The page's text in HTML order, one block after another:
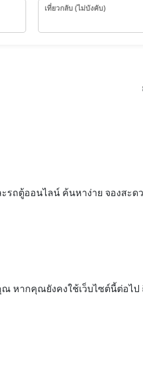
เที่ยวกลับ (ไม่บังคับ)
รถตู้ออนไลน์ ค้นหาง่าย จองสะด
หากคุณยังคงใช้เว็บไซต์นี้ต่อไ